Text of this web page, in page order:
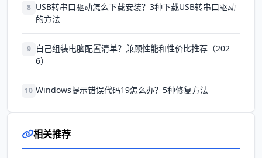
8 USB转串口驱动怎么下载安装？3种下载USB转串口驱动
的方法
9
自己组装电脑配置清单？兼顾性能和性价比推荐（202
6）
10 Windows提示错误代码19怎么办？5种修复方法
相关推荐